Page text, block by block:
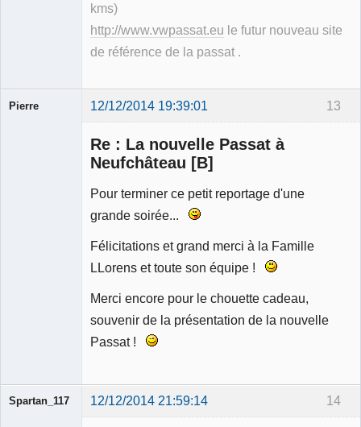
kms)
http://www.vwpassat.eu le futur nouveau site
de référence de la passat .
13
Pierre 12/12/2014 19:39:01
Re : La nouvelle Passat à
Neufchâteau [B]
Pour terminer ce petit reportage d'une
grande soirée...
Félicitations et grand merci à la Famille
LLorens et toute son équipe !
Merci encore pour le chouette cadeau,
souvenir de la présentation de la nouvelle
Passat !
14
Spartan_117 12/12/2014 21:59:14